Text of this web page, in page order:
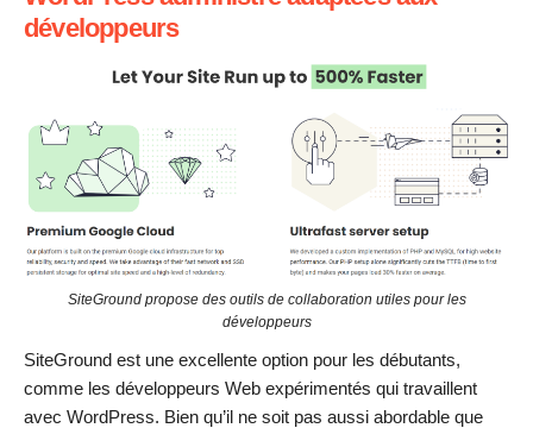
développeurs
SiteGround propose des outils de collaboration utiles pour les
développeurs
SiteGround est une excellente option pour les débutants,
comme les développeurs Web expérimentés qui travaillent
avec WordPress. Bien qu’il ne soit pas aussi abordable que